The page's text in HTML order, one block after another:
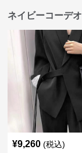
ネイビーコーデ
¥9,260 (税込)